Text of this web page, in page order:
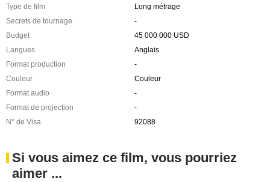
Type de film
Long métrage
Secrets de tournage
-
Budget
45 000 000 USD
Langues
Anglais
Format production
-
Couleur
Couleur
Format audio
-
Format de projection
-
N° de Visa
92088
Si vous aimez ce film, vous pourriez
aimer ...